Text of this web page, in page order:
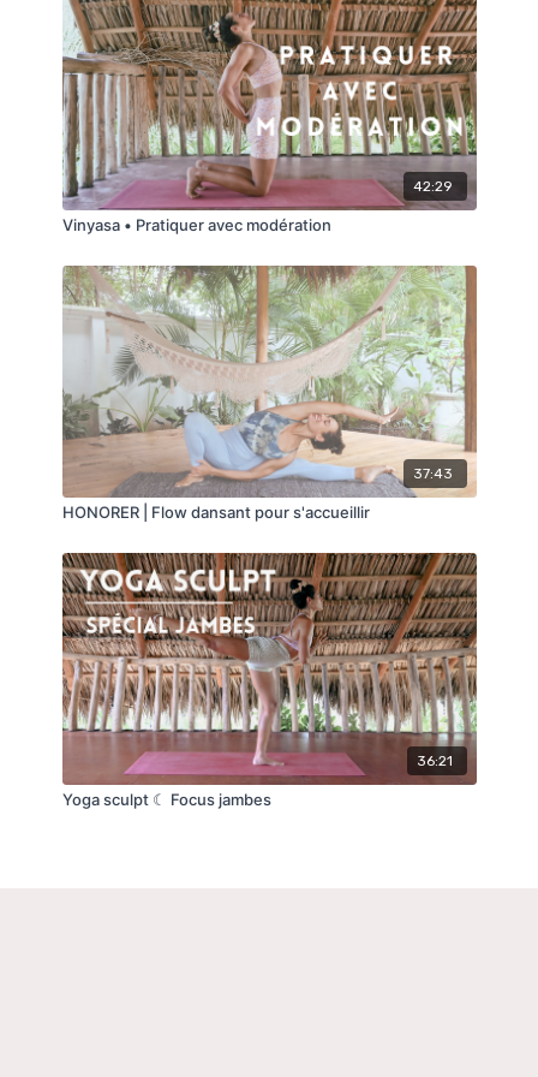
tout nouveau flow pour le soir.
Une routine douce et poétique pour se (re)connecter
à des énergies plus lunaires, plus douces et plus
féminines. L'accent sera mis sur l'ouverture des
hanches. Une belle manière de créer de l'espace et de
revenir à soi après une journée bien chargée.
Une jolie petite aventure nous attend. Je t'invite à
dérouler ton tapis ⭐️
Avec tout mon amour,
42:29
Vinyasa • Pratiquer avec modération
37:43
HONORER | Flow dansant pour s'accueillir
36:21
Yoga sculpt ☾ Focus jambes